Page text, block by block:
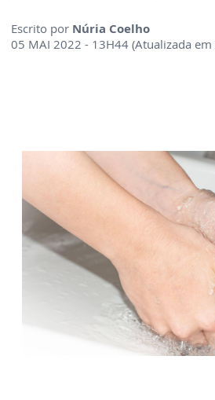
Escrito por Núria Coelho
05 MAI 2022 - 13H44 (Atualizada